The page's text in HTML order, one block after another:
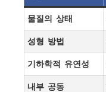
물질의 상태
성형 방법
기하학적 유연성
내부 공동